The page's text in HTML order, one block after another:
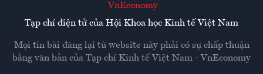
VnEconomy
Tạp chí điện tử của Hội Khoa học Kinh tế Việt Nam
Mọi tin bài đăng lại từ website này phải có sự chấp thuận
bằng văn bản của Tạp chí Kinh tế Việt Nam - VnEconomy